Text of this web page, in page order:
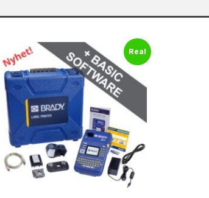
Rea!